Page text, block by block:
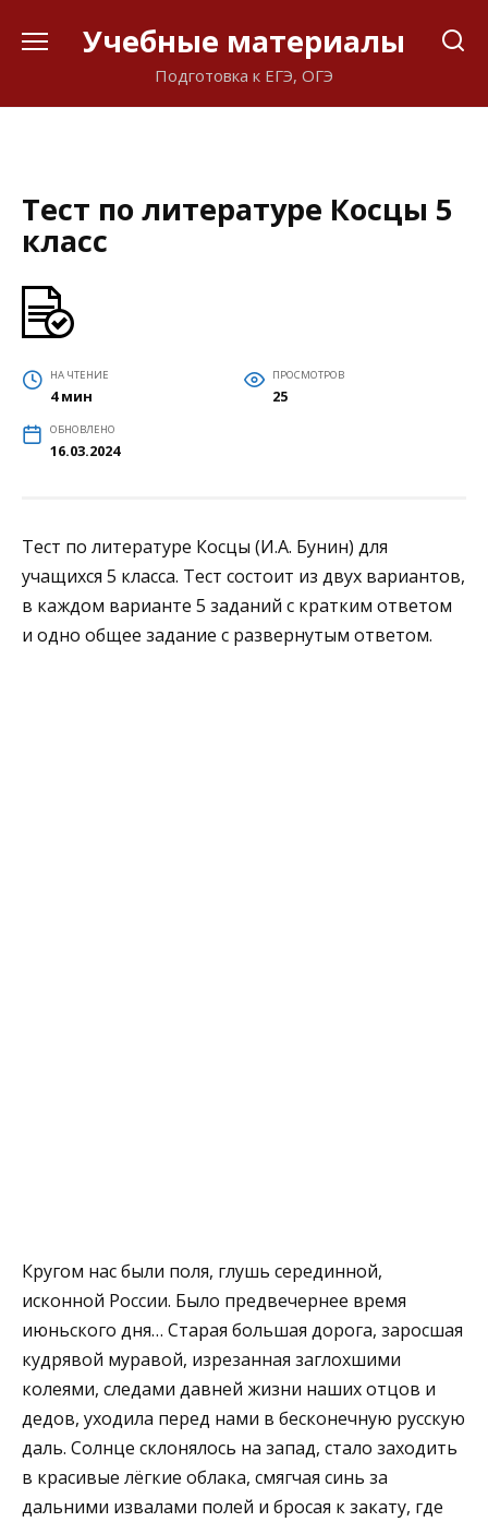
Учебные материалы
Подготовка к ЕГЭ, ОГЭ
Тест по литературе Косцы 5
класс
НА ЧТЕНИЕ
4 мин
ПРОСМОТРОВ
25
ОБНОВЛЕНО
16.03.2024
Тест по литературе Косцы (И.А. Бунин) для
учащихся 5 класса. Тест состоит из двух вариантов,
в каждом варианте 5 заданий с кратким ответом
и одно общее задание с развернутым ответом.
Кругом нас были поля, глушь серединной,
исконной России. Бы­ло предвечернее время
июньского дня… Старая большая дорога, за­росшая
кудрявой муравой, изрезанная заглохшими
колеями, следами давней жизни наших отцов и
дедов, уходила перед нами в бесконеч­ную русскую
даль. Солнце склонялось на запад, стало заходить
в красивые лёгкие облака, смягчая синь за
дальними извалами полей и бросая к закату, где